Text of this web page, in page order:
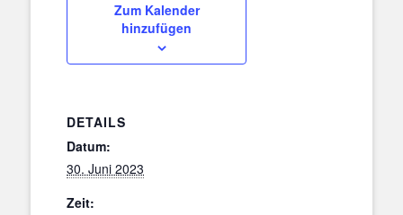
Zum Kalender
hinzufügen
DETAILS
Datum:
30. Juni 2023
Zeit: